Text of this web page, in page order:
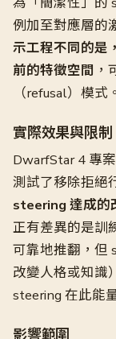
例加至對應層的
示工程不同的
前的特徵空間
（refusal）模式。
實際效果與限制
DwarfStar 4 專
測試了移除拒絕
steering 達成的
正有差異的是
可靠地推翻，但
改變人格或知識
steering 在此能
影響範圍